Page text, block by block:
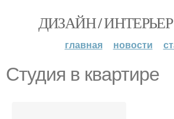
ДИЗАЙН /
главная новости
Студия в квартире